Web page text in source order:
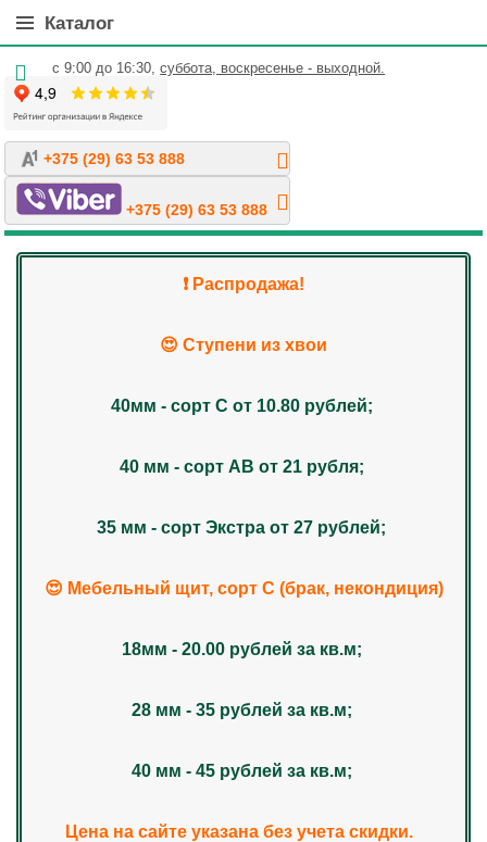
Каталог
с 9:00 до 16:30,суббота, воскресенье - выходной.
+375 (29) 63 53 888
+375 (29) 63 53 888
❗️ Распродажа!
😍 Ступени из хвои
40мм - сорт С от 10.80 рублей;
40 мм - сорт АВ от 21 рубля;
35 мм - сорт Экстра от 27 рублей;
😍 Мебельный щит, сорт С (брак, некондиция)
18мм - 20.00 рублей за кв.м;
28 мм - 35 рублей за кв.м;
40 мм - 45 рублей за кв.м;
Цена на сайте указана без учета скидки.